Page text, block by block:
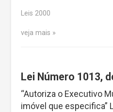
Leis 2000
veja mais
Lei Número 1013,
“Autoriza o Executivo
imóvel que especifica”